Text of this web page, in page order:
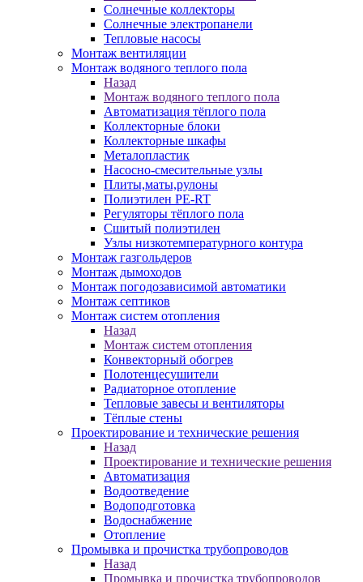
Солнечные коллекторы
Солнечные электропанели
Тепловые насосы
Монтаж вентиляции
Монтаж водяного теплого пола
Назад
Монтаж водяного теплого пола
Автоматизация тёплого пола
Коллекторные блоки
Коллекторные шкафы
Металопластик
Насосно-смесительные узлы
Плиты,маты,рулоны
Полиэтилен PE-RT
Регуляторы тёплого пола
Сшитый полиэтилен
Узлы низкотемпературного контура
Монтаж газгольдеров
Монтаж дымоходов
Монтаж погодозависимой автоматики
Монтаж септиков
Монтаж систем отопления
Назад
Монтаж систем отопления
Конвекторный обогрев
Полотенцесушители
Радиаторное отопление
Тепловые завесы и вентиляторы
Тёплые стены
Проектирование и технические решения
Назад
Проектирование и технические решения
Автоматизация
Водоотведение
Водоподготовка
Водоснабжение
Отопление
Промывка и прочистка трубопроводов
Назад
Промывка и прочистка трубопроводов